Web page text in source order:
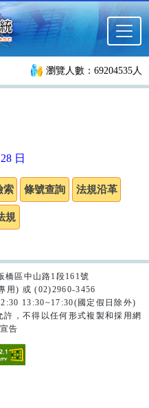
瀏覽人數：69204535人
日
橋區中山路1段161號
用) 或 (02)2960-3456
13:30~17:30(國定假日除外)
，不得以任何形式複製和採用網
告